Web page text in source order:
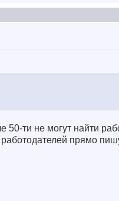
ти не могут найти
прямо